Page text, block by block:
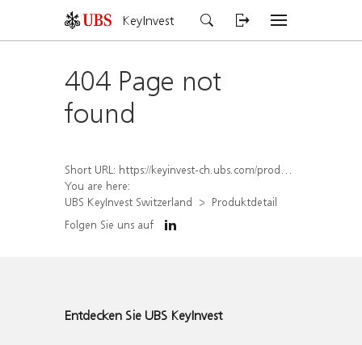
KeyInvest
404 Page not
found
Short URL: https://keyinvest-ch.ubs.com/produkt/detail/index/isin/CH1562159397
You are here:
UBS KeyInvest Switzerland
Produktdetail
Folgen Sie uns auf
Entdecken Sie UBS KeyInvest